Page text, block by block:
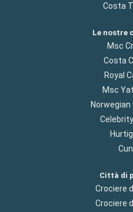
Costa
Le nostre
Msc
Costa
Royal
Msc
Norwegian
Città di
Crociere
Crociere